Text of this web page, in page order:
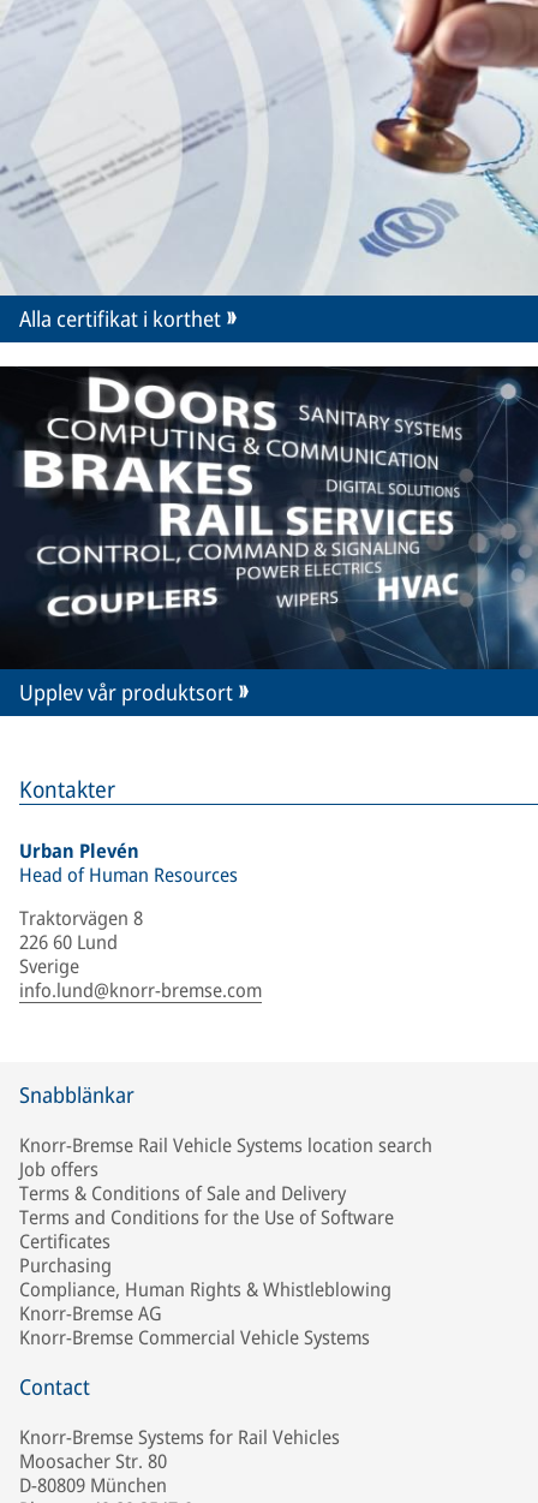
Kontakter
Urban Plevén
Head of Human Resources
Traktorvägen 8
226 60 Lund
Sverige
info.lund@knorr-bremse.com
Alla certifikat i korthet
Upplev vår produktsort
Snabblänkar
Knorr-Bremse Rail Vehicle Systems location search
Job offers
Terms & Conditions of Sale and Delivery
Terms and Conditions for the Use of Software
Certificates
Purchasing
Compliance, Human Rights & Whistleblowing
Knorr-Bremse AG
Knorr-Bremse Commercial Vehicle Systems
Contact
Knorr-Bremse Systems for Rail Vehicles
Moosacher Str. 80
D-80809 München